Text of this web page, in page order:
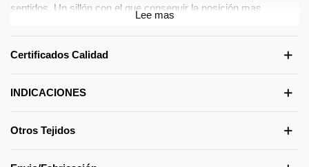
sentidos. Un sillón con el que conseguir la posición mas
Incorpora doble motorización con independencia de respaldo y
cuerpo. Activación mediante botonera empotrado
Medidas:
Podrá existir unas tolerancias en las medidas del sillón de +/- 1
Lee mas
Certificados Calidad
INDICACIONES
Otros Tejidos